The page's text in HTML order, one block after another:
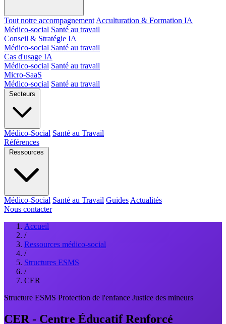
Tout notre accompagnement Acculturation & Formation IA
Médico-social Santé au travail
Conseil & Stratégie IA
Médico-social Santé au travail
Cas d'usage IA
Médico-social Santé au travail
Micro-SaaS
Médico-social Santé au travail
Secteurs
Médico-Social Santé au Travail
Références
Ressources
Médico-Social Santé au Travail Guides Actualités
Nous contacter
Accueil
/
Ressources médico-social
/
Structures ESMS
/
CER
Structure ESMS Protection de l'enfance Justice des mineurs
CER - Centre Éducatif Renforcé